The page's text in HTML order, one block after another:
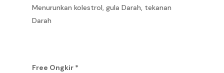
Menurunkan kolestrol, gula Darah, tekanan
Darah
Free Ongkir *